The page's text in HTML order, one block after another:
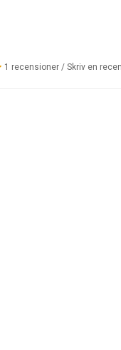
1 recensioner/ Skriv en